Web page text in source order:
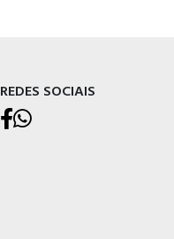
REDES SOCIAIS